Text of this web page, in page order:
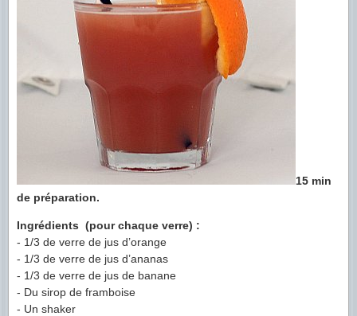
15 min
de préparation.
Ingrédients (pour chaque verre) :
- 1/3 de verre de jus d’orange
- 1/3 de verre de jus d’ananas
- 1/3 de verre de jus de banane
- Du sirop de framboise
- Un shaker